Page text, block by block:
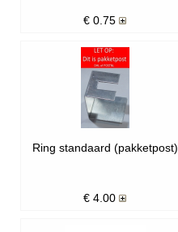
€ 0.75
Ring standaard (pakketpost)
€ 4.00